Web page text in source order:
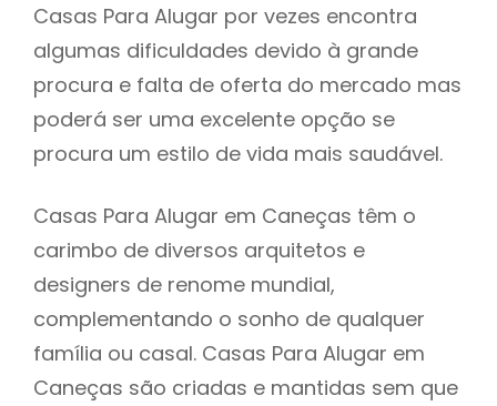
Casas Para Alugar por vezes encontra
algumas dificuldades devido à grande
procura e falta de oferta do mercado mas
poderá ser uma excelente opção se
procura um estilo de vida mais saudável.
Casas Para Alugar em Caneças têm o
carimbo de diversos arquitetos e
designers de renome mundial,
complementando o sonho de qualquer
família ou casal. Casas Para Alugar em
Caneças são criadas e mantidas sem que